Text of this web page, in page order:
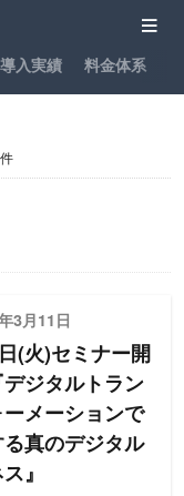
導入実績 料金体系
3月11日
(火)セミナー開
ジタルトラン
メーションで
真のデジタル
』